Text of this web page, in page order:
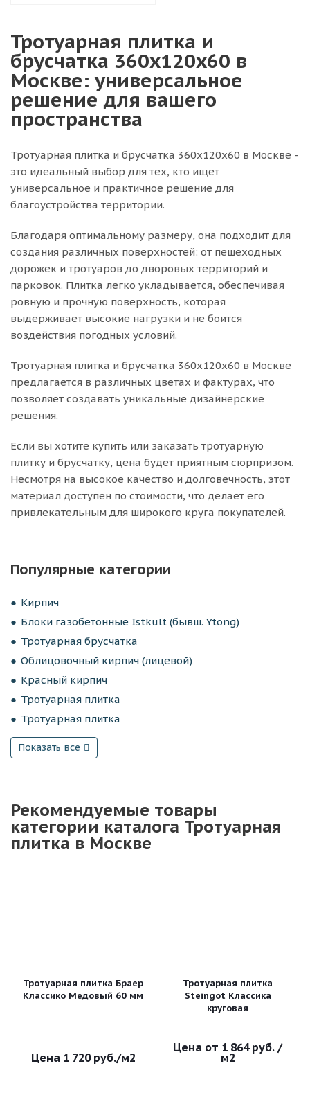
Тротуарная плитка и
брусчатка 360х120х60 в
Москве: универсальное
решение для вашего
пространства
Тротуарная плитка и брусчатка 360х120х60 в Москве -
это идеальный выбор для тех, кто ищет
универсальное и практичное решение для
благоустройства территории.
Благодаря оптимальному размеру, она подходит для
создания различных поверхностей: от пешеходных
дорожек и тротуаров до дворовых территорий и
парковок. Плитка легко укладывается, обеспечивая
ровную и прочную поверхность, которая
выдерживает высокие нагрузки и не боится
воздействия погодных условий.
Тротуарная плитка и брусчатка 360х120х60 в Москве
предлагается в различных цветах и фактурах, что
позволяет создавать уникальные дизайнерские
решения.
Если вы хотите купить или заказать тротуарную
плитку и брусчатку, цена будет приятным сюрпризом.
Несмотря на высокое качество и долговечность, этот
материал доступен по стоимости, что делает его
привлекательным для широкого круга покупателей.
Популярные категории
Кирпич
Блоки газобетонные Istkult (бывш. Ytong)
Тротуарная брусчатка
Облицовочный кирпич (лицевой)
Красный кирпич
Тротуарная плитка
Тротуарная плитка
Показать все
Рекомендуемые товары
категории каталога Тротуарная
плитка в Москве
Тротуарная плитка Браер
Классико Медовый 60 мм
1 720руб./м2
Тротуарная плитка
Steingot Классика
круговая
1 864 руб. /
м2